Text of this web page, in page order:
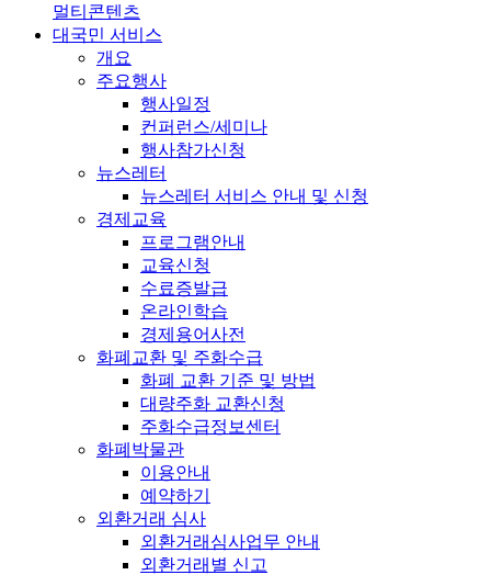
멀티콘텐츠
대국민 서비스
개요
주요행사
행사일정
컨퍼런스/세미나
행사참가신청
뉴스레터
뉴스레터 서비스 안내 및 신청
경제교육
프로그램안내
교육신청
수료증발급
온라인학습
경제용어사전
화폐교환 및 주화수급
화폐 교환 기준 및 방법
대량주화 교환신청
주화수급정보센터
화폐박물관
이용안내
예약하기
외환거래 심사
외환거래심사업무 안내
외환거래별 신고